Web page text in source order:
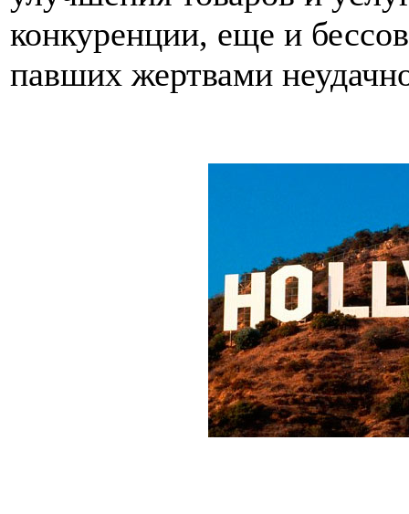
конкуренции, еще и
павших жертвами